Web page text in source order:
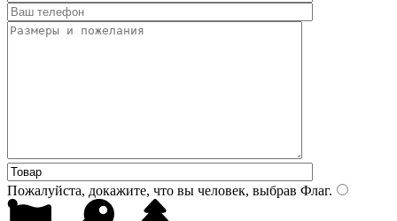
Пожалуйста, докажите, что вы человек, выбрав Флаг.